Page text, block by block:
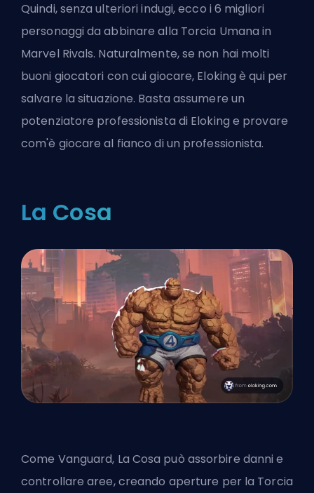
Quindi, senza ulteriori indugi, ecco i 6 migliori
personaggi da abbinare alla Torcia Umana in
Marvel Rivals. Naturalmente, se non hai molti
buoni giocatori con cui giocare, Eloking è qui per
salvare la situazione. Basta assumere un
potenziatore professionista di Eloking e provare
com'è giocare al fianco di un professionista.
La Cosa
Come Vanguard, La Cosa può assorbire danni e
controllare aree, creando aperture per la Torcia